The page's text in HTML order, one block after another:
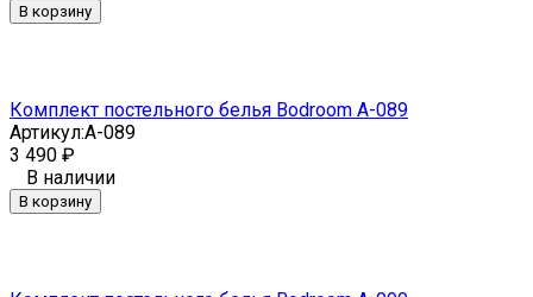
В корзину
Комплект постельного белья Bodroom A-089
Артикул:A-089
3 490 ₽
В наличии
В корзину